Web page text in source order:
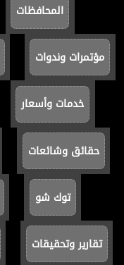
المحافظات
مؤتمرات وندوات
خدمات وأسعار
حقائق وشائعات
توك شو
تقارير وتحقيقات